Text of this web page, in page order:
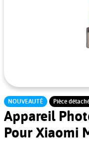
NOUVEAUTÉ Pièce
Appareil
Pour Xiaomi